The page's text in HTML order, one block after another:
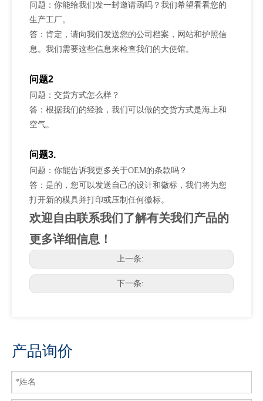
问题：你能给我们发一封邀请函吗？我们希望看看您的
生产工厂。
答：肯定，请向我们发送您的公司档案，网站和护照信
息。我们需要这些信息来检查我们的大使馆。
问题2
问题：交货方式怎么样？
答：根据我们的经验，我们可以做的交货方式是海上和
空气。
问题3.
问题：你能告诉我更多关于OEM的条款吗？
答：是的，您可以发送自己的设计和徽标，我们将为您
打开新的模具并打印或压制任何徽标。
欢迎自由联系我们了解有关我们产品的
更多详细信息！
上一条:
下一条:
产品询价